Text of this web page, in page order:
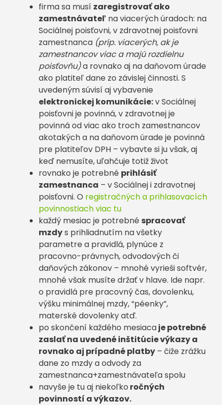
firma sa musí zaregistrovať ako
zamestnávateľ na viacerých úradoch: na
Sociálnej poisťovni, v zdravotnej poisťovni
zamestnanca (príp. viacerých, ak je
zamestnancov viac a majú rozdielnu
poisťovňu)a rovnako aj na daňovom úrade
ako platiteľ dane zo závislej činnosti. S
uvedeným súvisí aj vybavenie
elektronickej komunikácie:v Sociálnej
poisťovni je povinná, v zdravotnej je
povinná od viac ako troch zamestnancov
akotakých a na daňovom úrade je povinná
pre platiteľov DPH – vybavte si ju však, aj
keď nemusíte, uľahčuje totiž život
rovnako je potrebné prihlásiť
zamestnanca – v Sociálnej i zdravotnej
poisťovni. O registračných a prihlasovacích
povinnostiach viac tu
každý mesiac je potrebné spracovať
mzdys prihliadnutím na všetky
parametre a pravidlá, plynúce z
pracovno-právnych, odvodových či
daňových zákonov – mnohé vyrieši softvér,
mnohé však musíte držať v hlave. Ide napr.
o pravidlá pre pracovný čas, dovolenku,
výšku minimálnej mzdy, “péenky”,
materské dovolenky atď.
po skončení každého mesiacaje potrebné
zaslať na uvedené inštitúcie výkazy a
rovnako aj prípadné platby – čiže zrážku
dane zo mzdy a odvody za
zamestnanca+zamestnávateľa spolu
navyše je tu aj niekoľko ročných
povinností a výkazov.